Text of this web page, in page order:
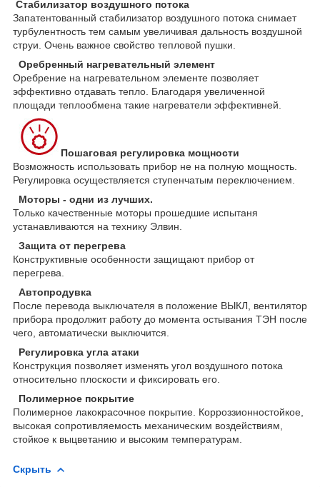
Стабилизатор воздушного потока
Запатентованный стабилизатор воздушного потока снимает
турбулентность тем самым увеличивая дальность воздушной
струи. Очень важное свойство тепловой пушки.
Оребренный нагревательный элемент
Оребрение на нагревательном элементе позволяет
эффективно отдавать тепло. Благодаря увеличенной
площади теплообмена такие нагреватели эффективней.
Пошаговая регулировка мощности
Возможность использовать прибор не на полную мощность.
Регулировка осуществляется ступенчатым переключением.
Моторы - одни из лучших.
Только качественные моторы прошедшие испытаня
устанавливаются на технику Элвин.
Защита от перегрева
Конструктивные особенности защищают прибор от
перегрева.
Автопродувка
После перевода выключателя в положение ВЫКЛ, вентилятор
прибора продолжит работу до момента остывания ТЭН после
чего, автоматически выключится.
Регулировка угла атаки
Конструкция позволяет изменять угол воздушного потока
относительно плоскости и фиксировать его.
Полимерное покрытие
Полимерное лакокрасочное покрытие. Корроззионностойкое,
высокая сопротивляемость механическим воздействиям,
стойкое к выцветанию и высоким температурам.
Скрыть